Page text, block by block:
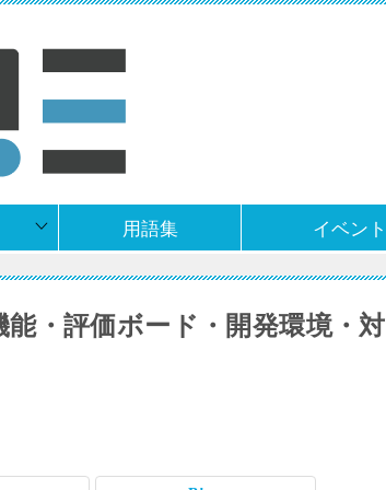
用語集 イベント
・評価ボード・開発環境・対